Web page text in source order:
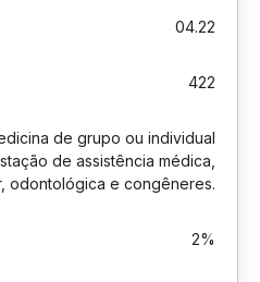
04.22
422
de grupo ou individual
de assistência médica,
odontológica e congêneres.
2%